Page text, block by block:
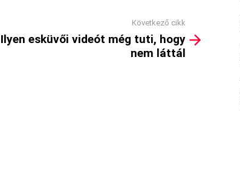
Következő cikk
Ilyen esküvői videót még tuti, hogy
nem láttál